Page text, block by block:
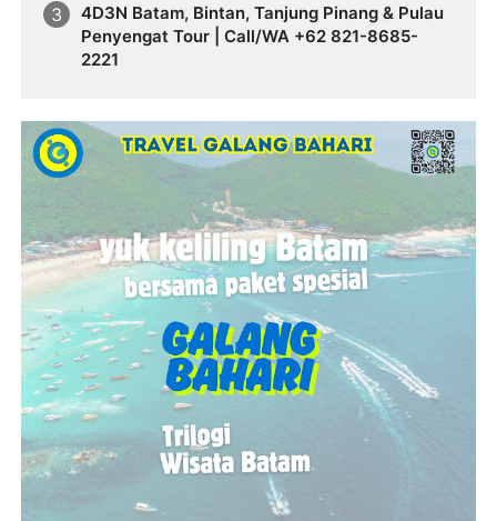
4D3N Batam, Bintan, Tanjung Pinang & Pulau
Penyengat Tour | Call/WA +62 821-8685-
2221